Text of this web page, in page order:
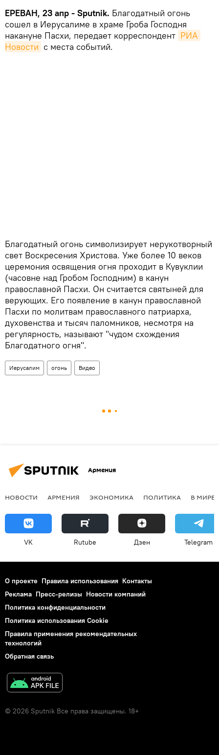
ЕРЕВАН, 23 апр - Sputnik. Благодатный огонь
сошел в Иерусалиме в храме Гроба Господня
накануне Пасхи, передает корреспондент РИА
Новости с места событий.
Благодатный огонь символизирует нерукотворный
свет Воскресения Христова. Уже более 10 веков
церемония освящения огня проходит в Кувуклии
(часовне над Гробом Господним) в канун
православной Пасхи. Он считается святыней для
верующих. Его появление в канун православной
Пасхи по молитвам православного патриарха,
духовенства и тысяч паломников, несмотря на
регулярность, называют "чудом схождения
Благодатного огня".
Иерусалим огонь Видео
Армения
НОВОСТИ АРМЕНИЯ ЭКОНОМИКА ПОЛИТИКА В МИРЕ
VK Rutube Дзен Telegram
О проекте Правила использования Контакты
Реклама Пресс-релизы Новости компаний
Политика конфиденциальности
Политика использования Cookie
Правила применения рекомендательных
технологий
Обратная связь
© 2026 Sputnik Все права защищены. 18+